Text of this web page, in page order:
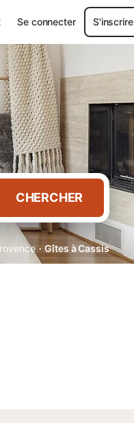
Se connecter S'inscrire
CHERCHER
· Gîtes à Cassis